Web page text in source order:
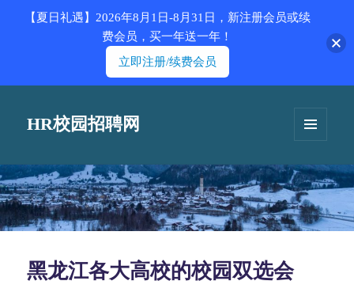
HR校园招聘网
黑龙江各大高校的校园双选会
【夏日礼遇】2026年8月1日-8月31日，新注册会员或续
费会员，买一年送一年！
立即注册/续费会员